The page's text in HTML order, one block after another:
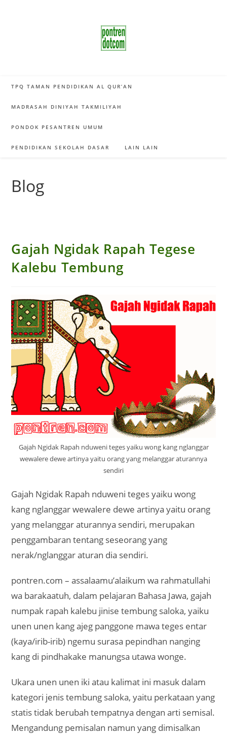
TPQ TAMAN PENDIDIKAN AL QUR’AN
MADRASAH DINIYAH TAKMILIYAH
PONDOK PESANTREN UMUM
PENDIDIKAN SEKOLAH DASAR LAIN LAIN
Blog
Gajah Ngidak Rapah Tegese
Kalebu Tembung
Gajah Ngidak Rapah nduweni teges yaiku wong kang nglanggar
wewalere dewe artinya yaitu orang yang melanggar aturannya
sendiri
Gajah Ngidak Rapah nduweni teges yaiku wong
kang nglanggar wewalere dewe artinya yaitu orang
yang melanggar aturannya sendiri, merupakan
penggambaran tentang seseorang yang
nerak/nglanggar aturan dia sendiri.
pontren.com – assalaamu’alaikum wa rahmatullahi
wa barakaatuh, dalam pelajaran Bahasa Jawa, gajah
numpak rapah kalebu jinise tembung saloka, yaiku
unen unen kang ajeg panggone mawa teges entar
(kaya/irib-irib) ngemu surasa pepindhan nanging
kang di pindhakake manungsa utawa wonge.
Ukara unen unen iki atau kalimat ini masuk dalam
kategori jenis tembung saloka, yaitu perkataan yang
statis tidak berubah tempatnya dengan arti semisal.
Mengandung pemisalan namun yang dimisalkan